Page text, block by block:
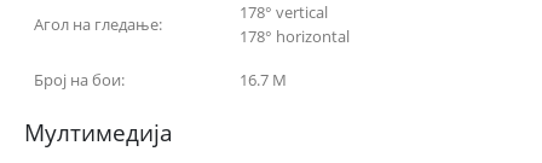
Агол на гледање:
178° vertical
178° horizontal
Број на бои:
16.7 M
Мултимедија